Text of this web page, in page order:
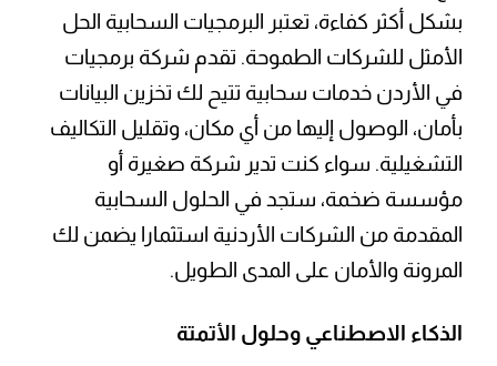
بشكل أكثر كفاءة، تعتبر البرمجيات السحابية الحل
الأمثل للشركات الطموحة. تقدم شركة برمجيات
في الأردن خدمات سحابية تتيح لك تخزين البيانات
بأمان، الوصول إليها من أي مكان، وتقليل التكاليف
التشغيلية. سواء كنت تدير شركة صغيرة أو
مؤسسة ضخمة، ستجد في الحلول السحابية
المقدمة من الشركات الأردنية استثمارا يضمن لك
المرونة والأمان على المدى الطويل.
الذكاء الاصطناعي وحلول الأتمتة